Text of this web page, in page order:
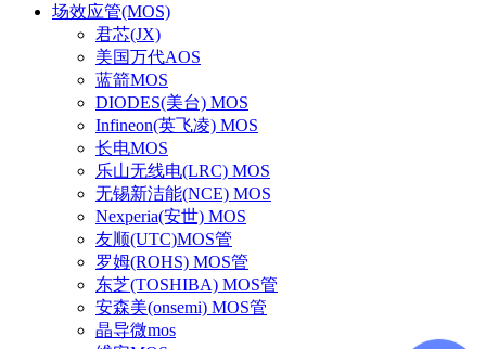
场效应管(MOS)
君芯(JX)
美国万代AOS
蓝箭MOS
DIODES(美台) MOS
Infineon(英飞凌) MOS
长电MOS
乐山无线电(LRC) MOS
无锡新洁能(NCE) MOS
Nexperia(安世) MOS
友顺(UTC)MOS管
罗姆(ROHS) MOS管
东芝(TOSHIBA) MOS管
安森美(onsemi) MOS管
晶导微mos